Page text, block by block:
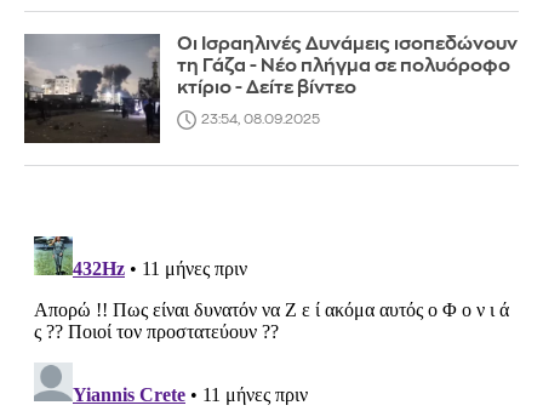
Οι Ισραηλινές Δυνάμεις ισοπεδώνουν
τη Γάζα - Νέο πλήγμα σε πολυόροφο
κτίριο - Δείτε βίντεο
23:54, 08.09.2025